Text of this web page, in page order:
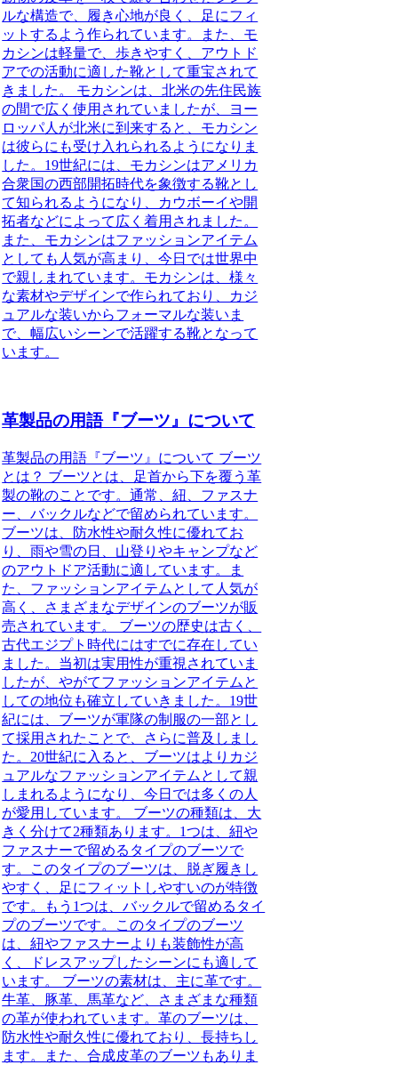
ルな構造で、履き心地が良く、足にフィ
ットするよう作られています。また、モ
カシンは軽量で、歩きやすく、アウトド
アでの活動に適した靴として重宝されて
きました。 モカシンは、北米の先住民族
の間で広く使用されていましたが、ヨー
ロッパ人が北米に到来すると、モカシン
は彼らにも受け入れられるようになりま
した。19世紀には、モカシンはアメリカ
合衆国の西部開拓時代を象徴する靴とし
て知られるようになり、カウボーイや開
拓者などによって広く着用されました。
また、モカシンはファッションアイテム
としても人気が高まり、今日では世界中
で親しまれています。モカシンは、様々
な素材やデザインで作られており、カジ
ュアルな装いからフォーマルな装いま
で、幅広いシーンで活躍する靴となって
います。
革製品の用語『ブーツ』について
革製品の用語『ブーツ』について ブーツ
とは？ ブーツとは、足首から下を覆う革
製の靴のことです。通常、紐、ファスナ
ー、バックルなどで留められています。
ブーツは、防水性や耐久性に優れてお
り、雨や雪の日、山登りやキャンプなど
のアウトドア活動に適しています。ま
た、ファッションアイテムとして人気が
高く、さまざまなデザインのブーツが販
売されています。 ブーツの歴史は古く、
古代エジプト時代にはすでに存在してい
ました。当初は実用性が重視されていま
したが、やがてファッションアイテムと
しての地位も確立していきました。19世
紀には、ブーツが軍隊の制服の一部とし
て採用されたことで、さらに普及しまし
た。20世紀に入ると、ブーツはよりカジ
ュアルなファッションアイテムとして親
しまれるようになり、今日では多くの人
が愛用しています。 ブーツの種類は、大
きく分けて2種類あります。1つは、紐や
ファスナーで留めるタイプのブーツで
す。このタイプのブーツは、脱ぎ履きし
やすく、足にフィットしやすいのが特徴
です。もう1つは、バックルで留めるタイ
プのブーツです。このタイプのブーツ
は、紐やファスナーよりも装飾性が高
く、ドレスアップしたシーンにも適して
います。 ブーツの素材は、主に革です。
牛革、豚革、馬革など、さまざまな種類
の革が使われています。革のブーツは、
防水性や耐久性に優れており、長持ちし
ます。また、合成皮革のブーツもありま